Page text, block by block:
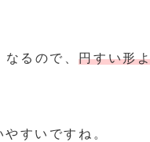
なるので、円すい形
すいですね。